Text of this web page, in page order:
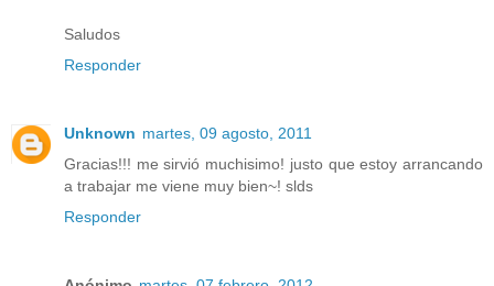
Saludos
Responder
Unknown martes, 09 agosto, 2011
Gracias!!! me sirvió muchisimo! justo que estoy arrancando
a trabajar me viene muy bien~! slds
Responder